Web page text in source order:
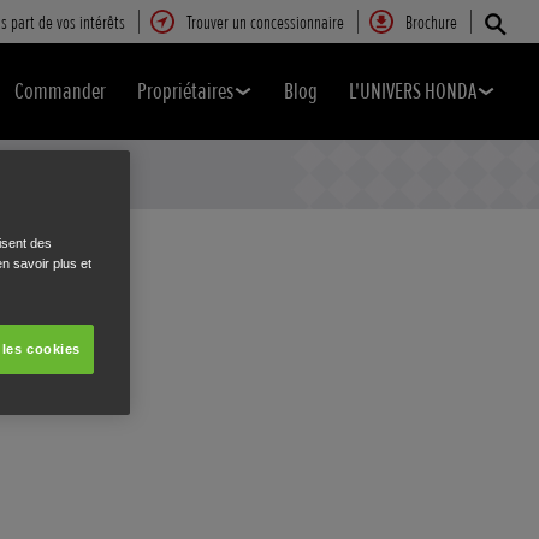
part de vos intérêts Trouver un concessionnaire Brochure
Commander Propriétaires Blog L'UNIVERS HONDA
des
savoir plus et
cookies